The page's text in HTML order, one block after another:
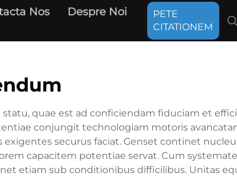
Nos
Despre Noi
PETE
CITATIONEM
quae est ad conficiendam fiduciam et
conjungit technologiam motoris
securus faciat. Genset continet
capacitem potentiae servat. Cum
etiam sub conditionibus difficilibus. Unitas